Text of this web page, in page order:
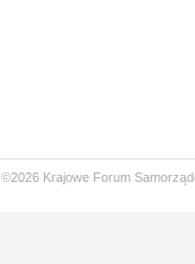
©2026 Krajowe Forum